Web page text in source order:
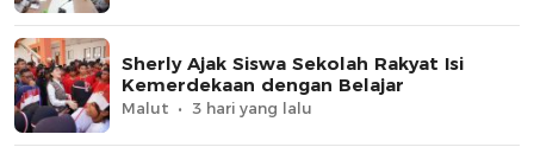
Sherly Ajak Siswa Sekolah Rakyat Isi
Kemerdekaan dengan Belajar
Malut 3 hari yang lalu